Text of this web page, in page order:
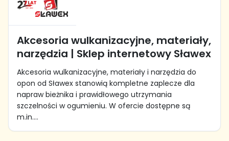
Akcesoria wulkanizacyjne, materiały,
narzędzia | Sklep internetowy Sławex
Akcesoria wulkanizacyjne, materiały i narzędzia do
opon od Sławex stanowią kompletne zaplecze dla
napraw bieżnika i prawidłowego utrzymania
szczelności w ogumieniu. W ofercie dostępne są
m.in....